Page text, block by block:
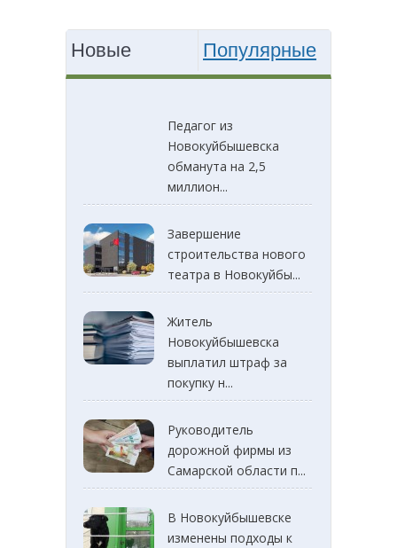
Новые Популярные
Педагог из
Новокуйбышевска
обманута на 2,5
миллион...
Завершение
строительства нового
театра в Новокуйбы...
Житель
Новокуйбышевска
выплатил штраф за
покупку н...
Руководитель
дорожной фирмы из
Самарской области п...
В Новокуйбышевске
изменены подходы к